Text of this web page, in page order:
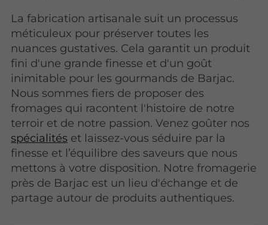
La fabrication artisanale suit un processus
méticuleux pour préserver toutes les
nuances gustatives. Cela garantit un produit
fini d'une grande finesse et d'un goût
inimitable pour les gourmands de Barjac.
Nous sommes fiers de proposer des
fromages qui racontent l'histoire de notre
terroir et de notre passion. Venez goûter nos
spécialités et laissez-vous séduire par la
finesse et l’équilibre des saveurs que nous
mettons à votre disposition. Notre fromagerie
près de Barjac est un lieu d'échange et de
partage autour de produits authentiques.